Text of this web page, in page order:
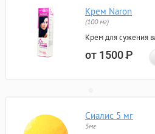
Крем Naron
(100 мг)
Крем для сужения
от 1500Р
Сиалис 5 мг
5мг